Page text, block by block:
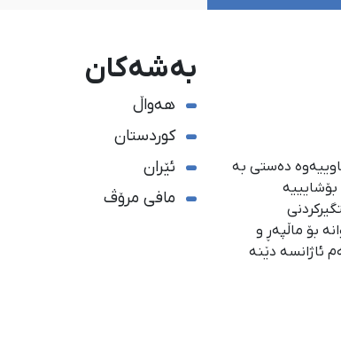
لە ١ی گەلاوێژی ساڵی ٩٠ی هەتاوییەوە دەستی بە
بۆشایییە
بۆ ماڵپەڕ و
ئاژانسە دێنە
بەشەکان
هەواڵ
کوردستان
ئێران
مافی مرۆڤ